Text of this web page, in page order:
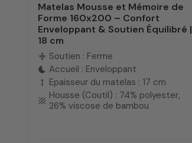
Matelas Mousse et Mémoire de
Forme 160x200 – Confort
Enveloppant & Soutien Équilibré |
18 cm
compress Soutien : Ferme
bedtime Accueil : Enveloppant
height Epaisseur du matelas : 17 cm
texture Housse (Coutil) : 74% polyester,
26% viscose de bambou